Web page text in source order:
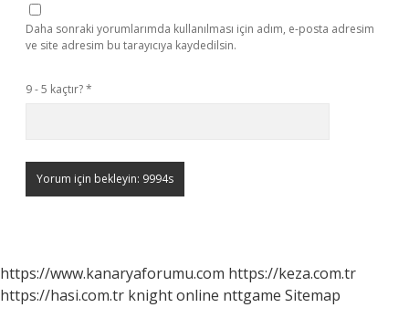
Daha sonraki yorumlarımda kullanılması için adım, e-posta adresim
ve site adresim bu tarayıcıya kaydedilsin.
9 - 5 kaçtır?*
https://www.kanaryaforumu.com https://keza.com.tr
https://hasi.com.tr knight online nttgame Sitemap